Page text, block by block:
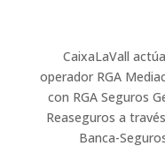
CaixaLaVall
operador RGA
con RGA Seguros
Reaseguros a
Banca-